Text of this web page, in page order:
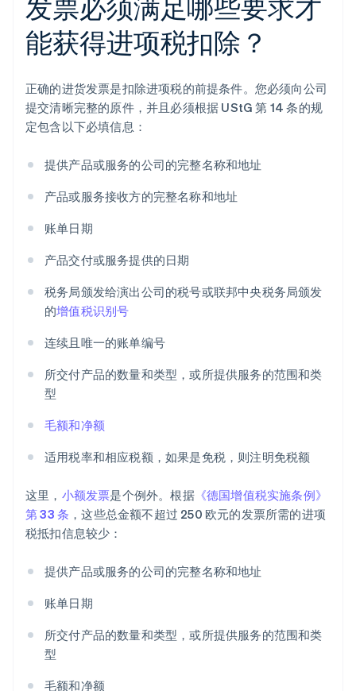
发票必须满足哪些要求才
能获得进项税扣除？
正确的进货发票是扣除进项税的前提条件。您必须向公司
提交清晰完整的原件，并且必须根据 UStG 第 14 条的规
定包含以下必填信息：
提供产品或服务的公司的完整名称和地址
产品或服务接收方的完整名称和地址
账单日期
产品交付或服务提供的日期
税务局颁发给演出公司的税号或联邦中央税务局颁发
的增值税识别号
连续且唯一的账单编号
所交付产品的数量和类型，或所提供服务的范围和类
型
毛额和净额
适用税率和相应税额，如果是免税，则注明免税额
这里， 小额发票是个例外。根据《德国增值税实施条例》
第 33 条 ，这些总金额不超过 250 欧元的发票所需的进项
税抵扣信息较少：
提供产品或服务的公司的完整名称和地址
账单日期
所交付产品的数量和类型，或所提供服务的范围和类
型
毛额和净额